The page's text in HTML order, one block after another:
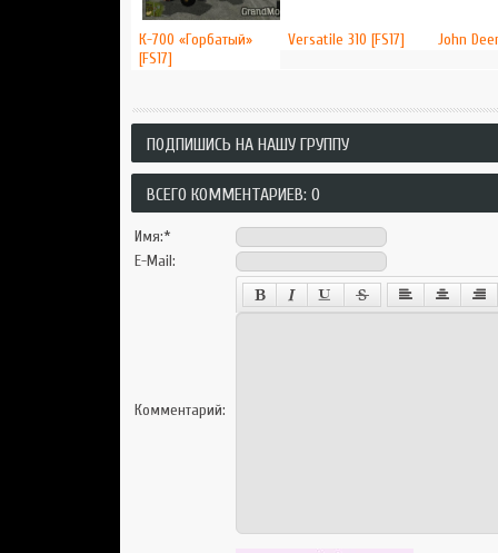
К-700 «Горбатый»
[FS17]
Versatile 310 [FS17] John
ПОДПИШИСЬ НА НАШУ ГРУППУ
ВСЕГО КОММЕНТАРИЕВ: 0
Имя:*
E-Mail:
Комментарий: